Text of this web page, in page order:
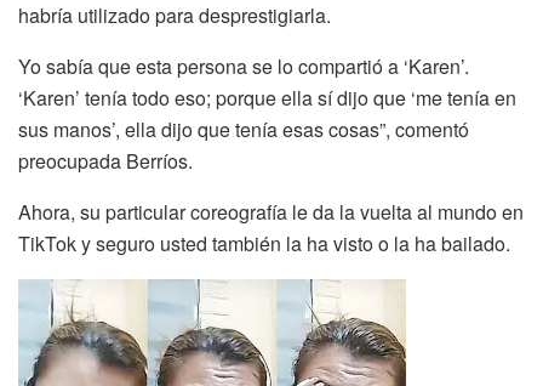
habría utilizado para desprestigiarla.
Yo sabía que esta persona se lo compartió a ‘Karen’.
‘Karen’ tenía todo eso; porque ella sí dijo que ‘me tenía en
sus manos’, ella dijo que tenía esas cosas”, comentó
preocupada Berríos.
Ahora, su particular coreografía le da la vuelta al mundo en
TikTok y seguro usted también la ha visto o la ha bailado.